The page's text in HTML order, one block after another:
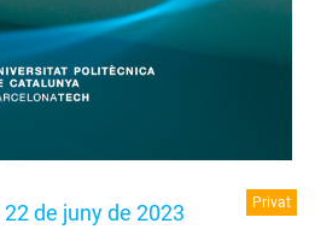
de juny de 2023 Privat